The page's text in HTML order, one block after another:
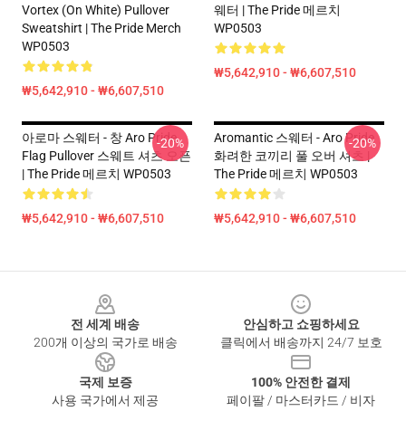
Vortex (On White) Pullover
Sweatshirt | The Pride Merch
WP0503
₩5,642,910 - ₩6,607,510
웨터 | The Pride 메르치
WP0503
₩5,642,910 - ₩6,607,510
아로마 스웨터 - 창 Aro Pride
Flag Pullover 스웨트 셔츠 오픈
| The Pride 메르치 WP0503
₩5,642,910 - ₩6,607,510
-20%
Aromantic 스웨터 - Aro Pride
화려한 코끼리 풀 오버 셔츠 |
The Pride 메르치 WP0503
₩5,642,910 - ₩6,607,510
-20%
전 세계 배송
200개 이상의 국가로 배송
안심하고 쇼핑하세요
클릭에서 배송까지 24/7 보호
국제 보증
사용 국가에서 제공
100% 안전한 결제
페이팔 / 마스터카드 / 비자